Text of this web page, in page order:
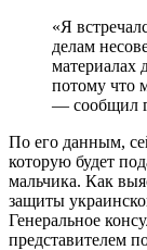
«Я
делам
материалах
потому что
— сообщил
По его данным,
которую будет
мальчика. Как
защиты
Генеральное
представителем